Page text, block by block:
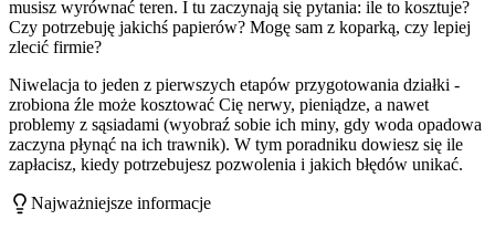
musisz wyrównać teren. I tu zaczynają się pytania: ile to kosztuje?
Czy potrzebuję jakichś papierów? Mogę sam z koparką, czy lepiej
zlecić firmie?
Niwelacja to jeden z pierwszych etapów przygotowania działki -
zrobiona źle może kosztować Cię nerwy, pieniądze, a nawet
problemy z sąsiadami (wyobraź sobie ich miny, gdy woda opadowa
zaczyna płynąć na ich trawnik). W tym poradniku dowiesz się ile
zapłacisz, kiedy potrzebujesz pozwolenia i jakich błędów unikać.
Najważniejsze informacje